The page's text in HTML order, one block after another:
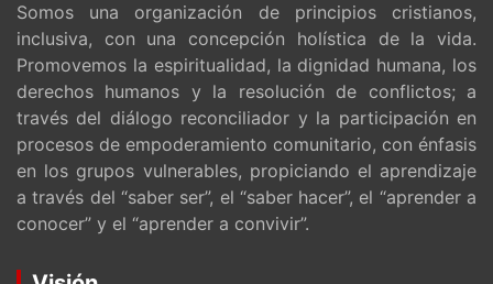
Somos una organización de principios cristianos,
inclusiva, con una concepción holística de la vida.
Promovemos la espiritualidad, la dignidad humana, los
derechos humanos y la resolución de conflictos; a
través del diálogo reconciliador y la participación en
procesos de empoderamiento comunitario, con énfasis
en los grupos vulnerables, propiciando el aprendizaje
a través del “saber ser”, el “saber hacer”, el “aprender a
conocer” y el “aprender a convivir”.